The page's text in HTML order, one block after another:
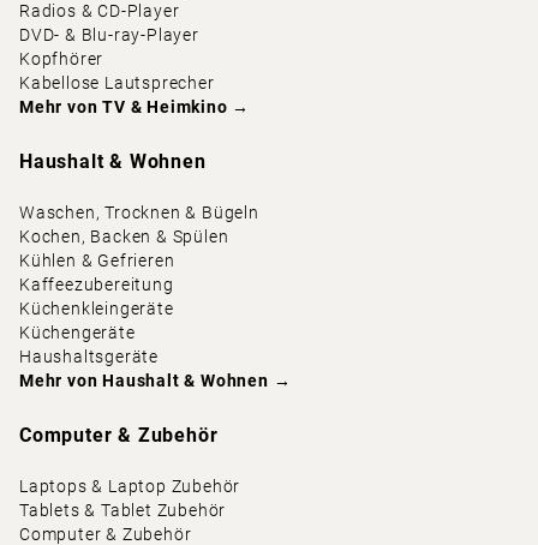
Radios & CD-Player
DVD- & Blu-ray-Player
Kopfhörer
Kabellose Lautsprecher
Mehr von TV & Heimkino →
Haushalt & Wohnen
Waschen, Trocknen & Bügeln
Kochen, Backen & Spülen
Kühlen & Gefrieren
Kaffeezubereitung
Küchenkleingeräte
Küchengeräte
Haushaltsgeräte
Mehr von Haushalt & Wohnen →
Computer & Zubehör
Laptops & Laptop Zubehör
Tablets & Tablet Zubehör
Computer & Zubehör